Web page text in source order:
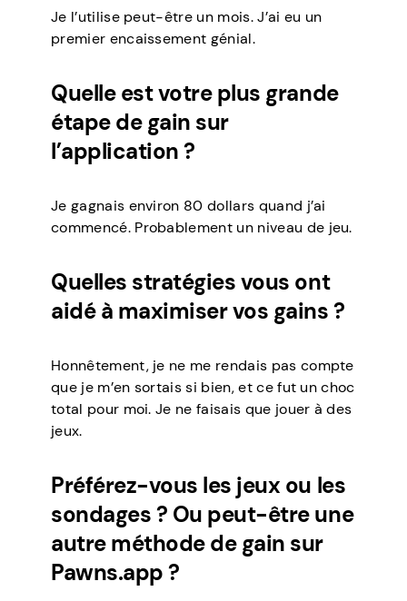
Je l’utilise peut-être un mois. J’ai eu un
premier encaissement génial.
Quelle est votre plus grande
étape de gain sur
l’application ?
Je gagnais environ 80 dollars quand j’ai
commencé. Probablement un niveau de jeu.
Quelles stratégies vous ont
aidé à maximiser vos gains ?
Honnêtement, je ne me rendais pas compte
que je m’en sortais si bien, et ce fut un choc
total pour moi. Je ne faisais que jouer à des
jeux.
Préférez-vous les jeux ou les
sondages ? Ou peut-être une
autre méthode de gain sur
Pawns.app ?